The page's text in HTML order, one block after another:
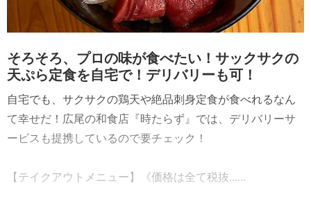
そろそろ、プロの味が食べたい！サックサクの
天ぷら定食を自宅で！デリバリーも可！
自宅でも、サクサクの鶏天や絶品刺身定食が食べれるなん
て幸せだ！広尾の和食店『時たらず』では、デリバリーサ
ービスも提携しているので要チェック！
【テイクアウトメニュー】《価格は全て税抜......